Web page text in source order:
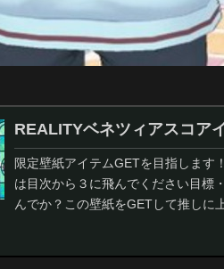
REALITYベネツィアスコア
限定壁紙アイテムGETを目指しま
は目次から３に飛んでください目標
んでか？この壁紙をGETして推しに